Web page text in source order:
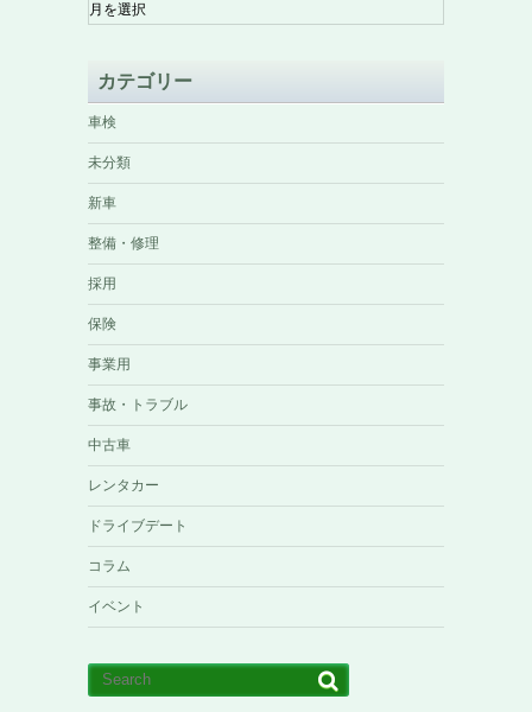
ー
ブカテゴリー
車検
未分類
新車
整備・修理
採用
保険
事業用
事故・トラブル
中古車
レンタカー
ドライブデート
コラム
イベント